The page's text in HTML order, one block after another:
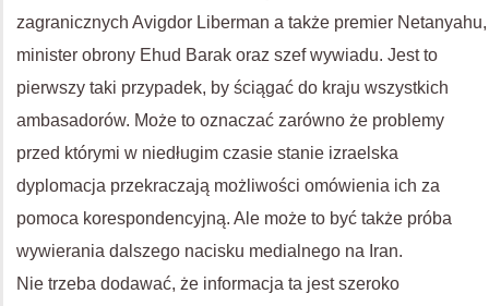
zagranicznych Avigdor Liberman a także premier Netanyahu,
minister obrony Ehud Barak oraz szef wywiadu. Jest to
pierwszy taki przypadek, by ściągać do kraju wszystkich
ambasadorów. Może to oznaczać zarówno że problemy
przed którymi w niedługim czasie stanie izraelska
dyplomacja przekraczają możliwości omówienia ich za
pomoca korespondencyjną. Ale może to być także próba
wywierania dalszego nacisku medialnego na Iran.
Nie trzeba dodawać, że informacja ta jest szeroko